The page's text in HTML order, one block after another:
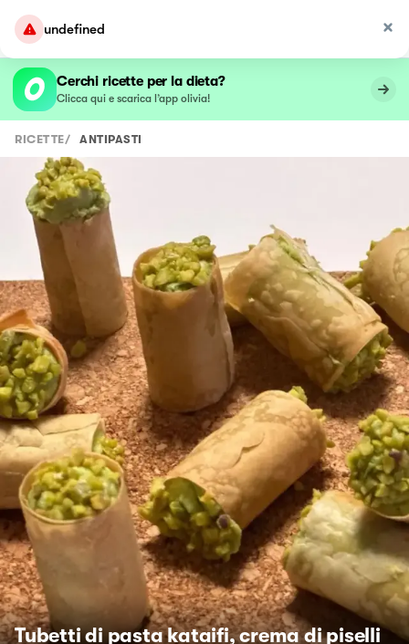
undefined
Cerchi ricette per la dieta?
Clicca qui e scarica l’app olivia!
RICETTE/ ANTIPASTI
Tubetti di pasta kataifi, crema di piselli